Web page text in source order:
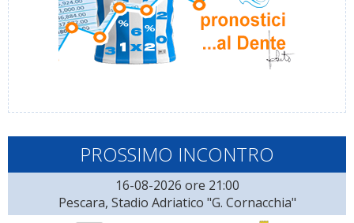
PROSSIMO INCONTRO
16-08-2026 ore 21:00
Pescara, Stadio Adriatico "G. Cornacchia"